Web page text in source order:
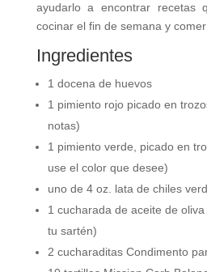
ayudarlo a encontrar recetas
cocinar el fin de semana y
Ingredientes
1 docena de huevos
1 pimiento rojo picado en
notas)
1 pimiento verde, picado en
use el color que desee)
uno de 4 oz. lata de chiles
1 cucharada de aceite de
tu sartén)
2 cucharaditas Condimento